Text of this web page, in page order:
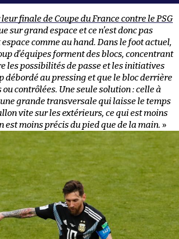
finale de Coupe du France contre le PSG
sur grand espace et ce n’est donc pas
comme au hand. Dans le foot actuel,
d’équipes forment des blocs, concentrant
les possibilités de passe et les initiatives
débordé au pressing et que le bloc derrière
contrôlées. Une seule solution : celle à
grande transversale qui laisse le temps
vite sur les extérieurs, ce qui est moins
est moins précis du pied que de la main. »